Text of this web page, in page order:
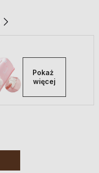
Pokaż
więcej